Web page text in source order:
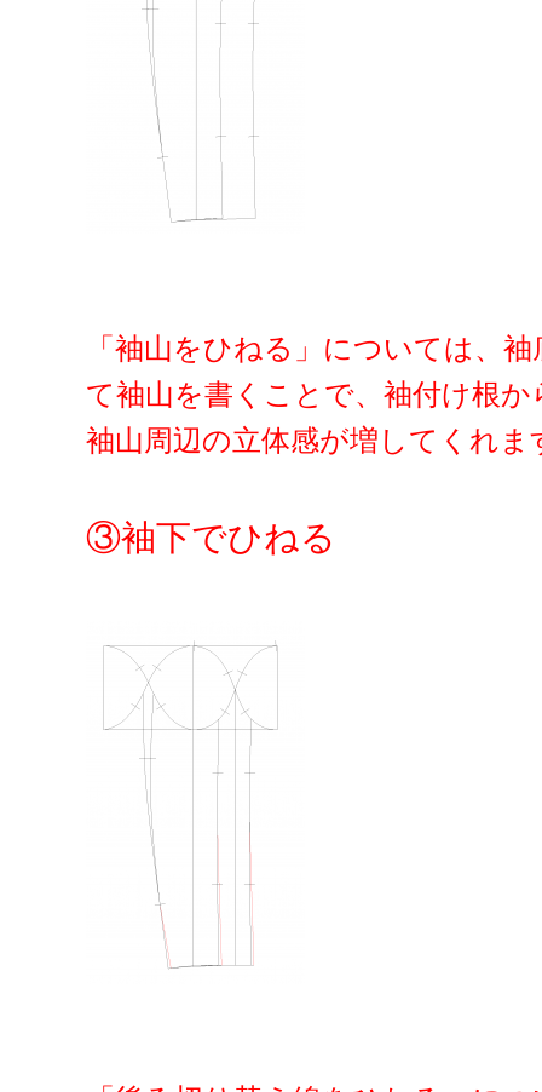
「袖山をひねる」については、
て袖山を書くことで、袖付け根
袖山周辺の立体感が増してくれま
③袖下でひねる